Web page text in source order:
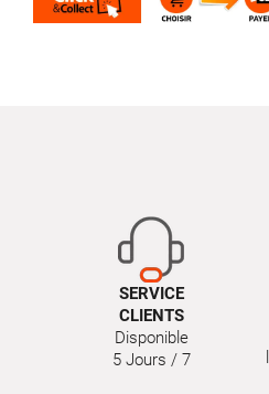
SERVICE
CLIENTS
Disponible
5 Jours / 7